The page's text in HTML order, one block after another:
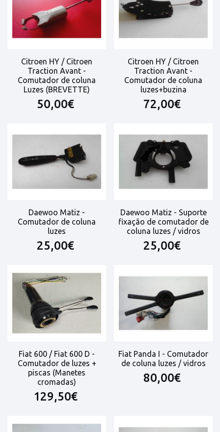
Citroen HY / Citroen
Traction Avant -
Comutador de coluna
Luzes (BREVETTE)
50,00€
Citroen HY / Citroen
Traction Avant -
Comutador de coluna
luzes+buzina
72,00€
Daewoo Matiz -
Comutador de coluna
luzes
25,00€
Daewoo Matiz - Suporte
fixação de comutador de
coluna luzes / vidros
25,00€
Fiat 600 / Fiat 600 D -
Comutador de luzes +
piscas (Manetes
cromadas)
129,50€
Fiat Panda I - Comutador
de coluna luzes / vidros
80,00€